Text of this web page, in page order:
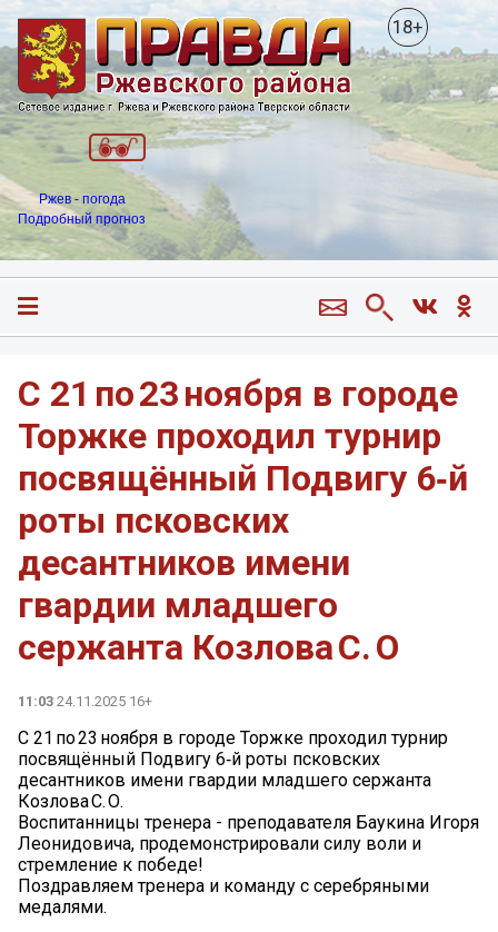
18+
Ржев - погода
Подробный прогноз
С 21 по 23 ноября в городе
Торжке проходил турнир
посвящённый Подвигу 6‑й
роты псковских
десантников имени
гвардии младшего
сержанта Козлова С. О
11:03 24.11.2025 16+
С 21 по 23 ноября в городе Торжке проходил турнир
посвящённый Подвигу 6‑й роты псковских
десантников имени гвардии младшего сержанта
Козлова С. О.
Воспитанницы тренера - преподавателя Баукина Игоря
Леонидовича, продемонстрировали силу воли и
стремление к победе!
Поздравляем тренера и команду с серебряными
медалями.